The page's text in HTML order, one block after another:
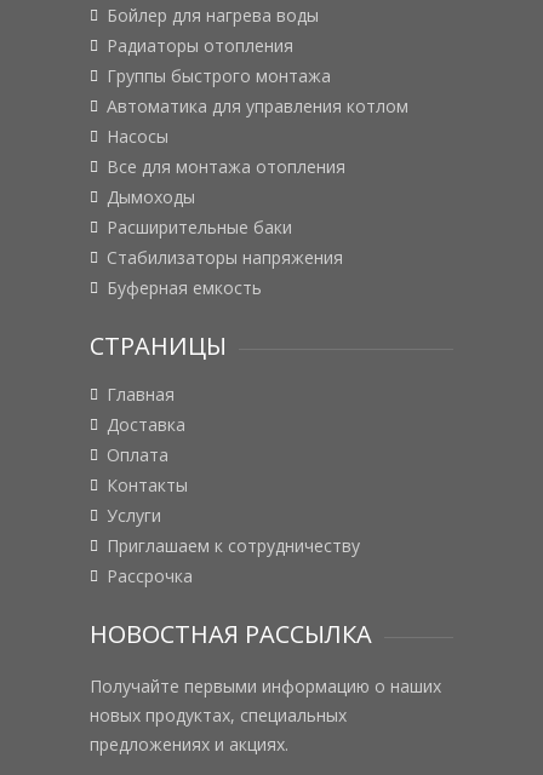
Бойлер для нагрева воды
Радиаторы отопления
Группы быстрого монтажа
Автоматика для управления котлом
Насосы
Все для монтажа отопления
Дымоходы
Расширительные баки
Стабилизаторы напряжения
Буферная емкость
СТРАНИЦЫ
Главная
Доставка
Оплата
Контакты
Услуги
Приглашаем к сотрудничеству
Рассрочка
НОВОСТНАЯ РАССЫЛКА
Получайте первыми информацию о наших
новых продуктах, специальных
предложениях и акциях.